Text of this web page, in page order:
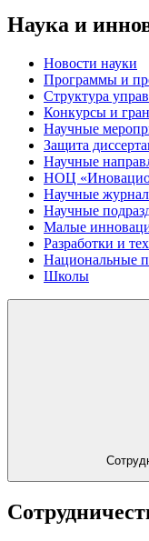
Наука и
Новости науки
Программы и
Структура
Конкурсы и
Научные
Защита
Научные
НОЦ
Научные
Научные
Малые
Разработки и
Национальные
Школы